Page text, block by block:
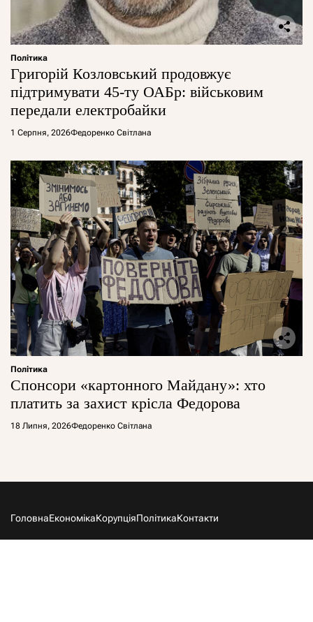
Політика
Григорій Козловський продовжує
підтримувати 45-ту ОАБр: військовим
передали електробайки
1 Серпня, 2026Федоренко Світлана
Політика
Спонсори «картонного Майдану»: хто
платить за захист крісла Федорова
18 Липня, 2026Федоренко Світлана
ГоловнаЕкономікаКорупціяПолітикаКонтакти